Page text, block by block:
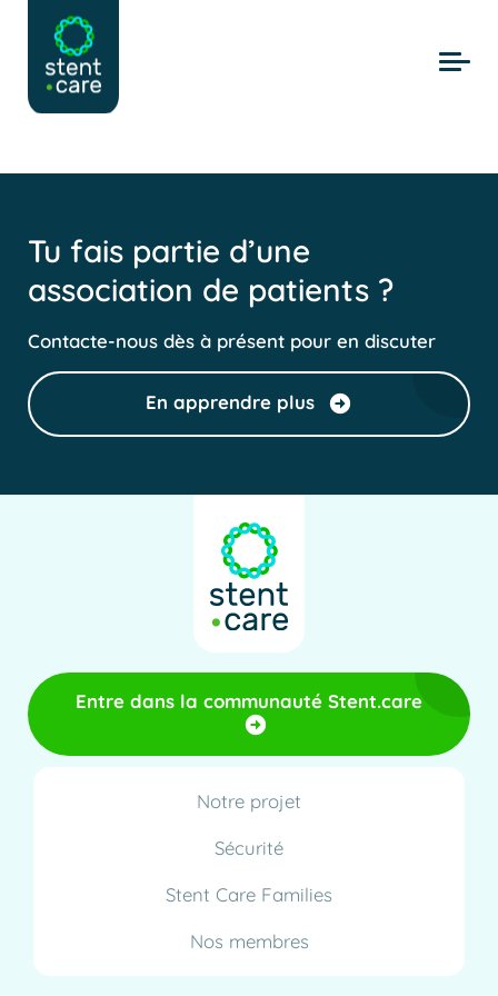
Skip to main content
Tu fais partie d’une
association de patients ?
Contacte-nous dès à présent pour en discuter
En apprendre plus
Entre dans la communauté Stent.care
Notre projet
Sécurité
Stent Care Families
Nos membres